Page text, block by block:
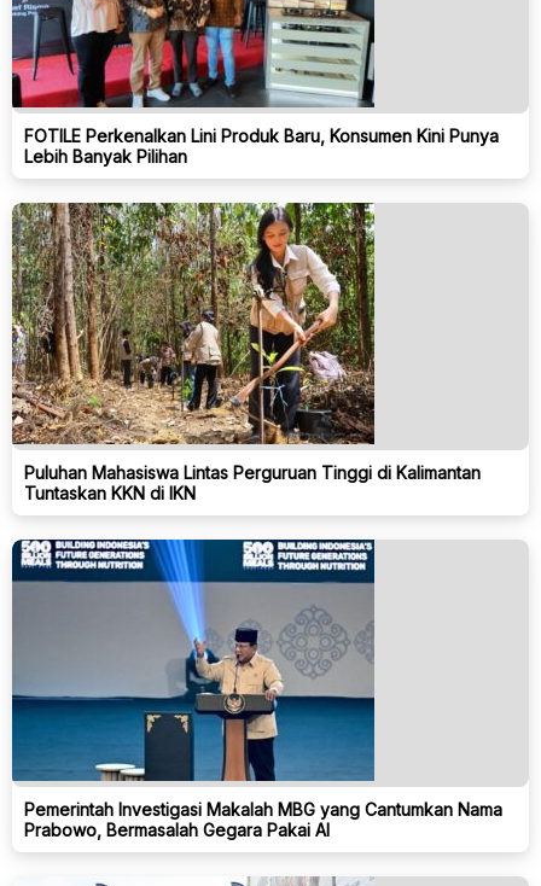
FOTILE Perkenalkan Lini Produk Baru, Konsumen Kini Punya
Lebih Banyak Pilihan
Puluhan Mahasiswa Lintas Perguruan Tinggi di Kalimantan
Tuntaskan KKN di IKN
Pemerintah Investigasi Makalah MBG yang Cantumkan Nama
Prabowo, Bermasalah Gegara Pakai AI